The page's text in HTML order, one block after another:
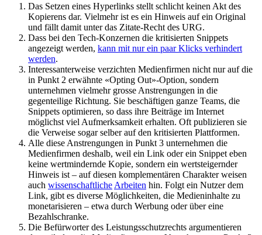
Das Setzen eines Hyperlinks stellt schlicht keinen Akt des
Kopierens dar. Vielmehr ist es ein Hinweis auf ein Original
und fällt damit unter das Zitate-Recht des URG.
Dass bei den Tech-Konzernen die kritisierten Snippets
angezeigt werden, kann mit nur ein paar Klicks verhindert
werden.
Interessanterweise verzichten Medienfirmen nicht nur auf die
in Punkt 2 erwähnte «Opting Out»-Option, sondern
unternehmen vielmehr grosse Anstrengungen in die
gegenteilige Richtung. Sie beschäftigen ganze Teams, die
Snippets optimieren, so dass ihre Beiträge im Internet
möglichst viel Aufmerksamkeit erhalten. Oft publizieren sie
die Verweise sogar selber auf den kritisierten Plattformen.
Alle diese Anstrengungen in Punkt 3 unternehmen die
Medienfirmen deshalb, weil ein Link oder ein Snippet eben
keine wertmindernde Kopie, sondern ein wertsteigernder
Hinweis ist – auf diesen komplementären Charakter weisen
auch wissenschaftliche Arbeiten hin. Folgt ein Nutzer dem
Link, gibt es diverse Möglichkeiten, die Medieninhalte zu
monetarisieren – etwa durch Werbung oder über eine
Bezahlschranke.
Die Befürworter des Leistungsschutzrechts argumentieren